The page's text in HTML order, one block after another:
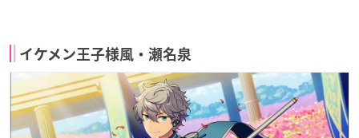
イケメン王子様風・瀬名泉